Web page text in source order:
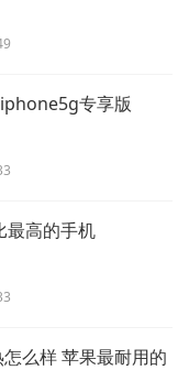
专享版
最高的手机
么样 苹果最耐用的